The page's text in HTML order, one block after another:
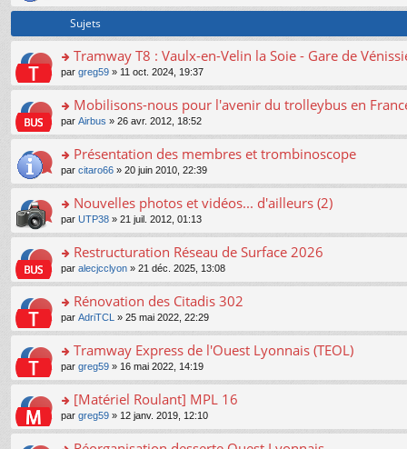
n
le
m
e
s
a
g
e
n
o
lu
le
pl
u
s
e
nt
Sujets
o
n
ult
er
le
m
e
a
g
e
n
n
lu
le
pl
u
ré
c
e
nt
Tramway T8 : Vaulx-en-Velin la Soie - Gare de
par greg59 » 11 oct. 2024, 19:37
o
n
ult
er
le
m
e
a
g
e
n
n
lu
le
pl
u
ré
c
e
Mobilisons-nous pour l'avenir du trolleybus en
par Airbus » 26 avr. 2012, 18:52
o
n
ult
er
le
m
e
a
g
e
n
n
lu
le
pl
u
Présentation des membres et trombinoscope
par citaro66 » 20 juin 2010, 22:39
o
n
ult
er
le
m
e
a
g
e
n
n
lu
Nouvelles photos et vidéos... d'ailleurs (2)
par UTP38 » 21 juil. 2012, 01:13
o
n
ult
er
le
m
e
a
g
e
n
Restructuration Réseau de Surface 2026
par alecjcclyon » 21 déc. 2025, 13:08
o
n
ult
er
le
m
e
Rénovation des Citadis 302
par AdriTCL » 25 mai 2022, 22:29
o
n
ult
er
le
Tramway Express de l'Ouest Lyonnais (TEOL)
par greg59 » 16 mai 2022, 14:19
o
n
[Matériel Roulant] MPL 16
par greg59 » 12 janv. 2019, 12:10